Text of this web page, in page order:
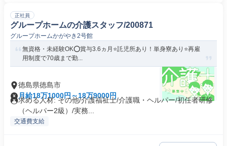
正社員
グループホームの介護スタッフ/200871
グループホームかがやき2号館
無資格・未経験OK⭕️賞与3.6ヵ月⭐️託児所あり！単身寮あり⭐️再雇
用制度で70歳まで勤...
徳島県徳島市
月給18万1000円～18万9000円
求める人材: その他/介護福祉士/介護職・ヘルパー/初任者研修
（ヘルパー2級）/実務...
交通費支給